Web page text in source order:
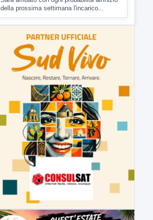
Malore o aggressione? Sarà
l'autopsia a chiarire il giallo di Villa
Adriana
Sarà affidato con ogni probabilità all'inizio
della prossima settimana l'incarico...